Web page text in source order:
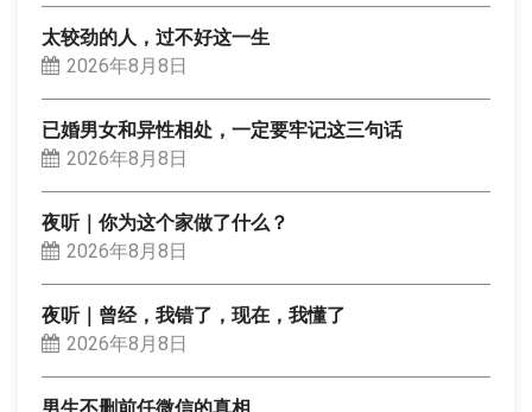
太较劲的人，过不好这一生
2026年8月8日
已婚男女和异性相处，一定要牢记这三句话
2026年8月8日
夜听｜你为这个家做了什么？
2026年8月8日
夜听｜曾经，我错了，现在，我懂了
2026年8月8日